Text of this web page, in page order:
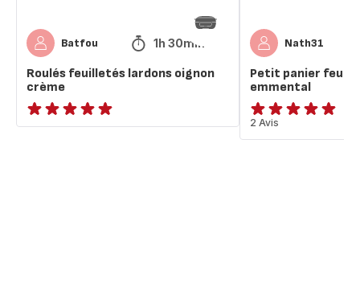
Batfou 1h 30min
Roulés feuilletés lardons oignon
crème
ratings.NaN
Nath31
Petit panier
emmental
Avis
5
2 Avis